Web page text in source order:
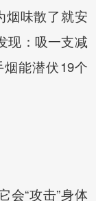
烟味散了就安
现：吸一支减
能潜伏19个
会“攻击”身体